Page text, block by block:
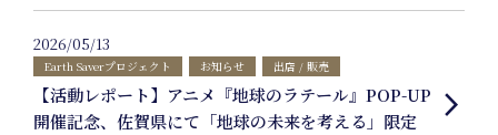
2026/05/13
Earth Saverプロジェクト お知らせ 出店 / 販売
【活動レポート】アニメ『地球のラテール』POP-UP
開催記念、佐賀県にて「地球の未来を考える」限定
arrow_forward_ios